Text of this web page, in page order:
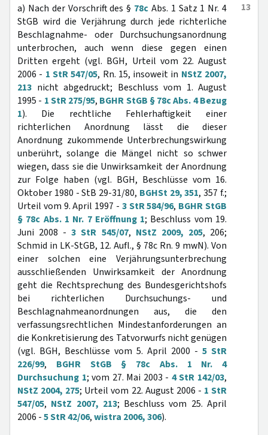
13
a) Nach der Vorschrift des § 78c Abs. 1 Satz 1 Nr. 4
StGB wird die Verjährung durch jede richterliche
Beschlagnahme- oder Durchsuchungsanordnung
unterbrochen, auch wenn diese gegen einen
Dritten ergeht (vgl. BGH, Urteil vom 22. August
2006 - 1 StR 547/05, Rn. 15, insoweit in NStZ 2007,
213 nicht abgedruckt; Beschluss vom 1. August
1995 - 1 StR 275/95, BGHR StGB § 78c Abs. 4 Bezug
1). Die rechtliche Fehlerhaftigkeit einer
richterlichen Anordnung lässt die dieser
Anordnung zukommende Unterbrechungswirkung
unberührt, solange die Mängel nicht so schwer
wiegen, dass sie die Unwirksamkeit der Anordnung
zur Folge haben (vgl. BGH, Beschlüsse vom 16.
Oktober 1980 - StB 29-31/80, BGHSt 29, 351, 357 f.;
Urteil vom 9. April 1997 - 3 StR 584/96, BGHR StGB
§ 78c Abs. 1 Nr. 7 Eröffnung 1; Beschluss vom 19.
Juni 2008 -3 StR 545/07, NStZ 2009, 205, 206;
Schmid in LK-StGB, 12. Aufl., § 78c Rn. 9 mwN). Von
einer solchen eine Verjährungsunterbrechung
ausschließenden Unwirksamkeit der Anordnung
geht die Rechtsprechung des Bundesgerichtshofs
bei richterlichen Durchsuchungs- und
Beschlagnahmeanordnungen aus, die den
verfassungsrechtlichen Mindestanforderungen an
die Konkretisierung des Tatvorwurfs nicht genügen
(vgl. BGH, Beschlüsse vom 5. April 2000 - 5 StR
226/99, BGHR StGB § 78c Abs. 1 Nr. 4
Durchsuchung 1; vom 27. Mai 2003 - 4 StR 142/03,
NStZ 2004, 275; Urteil vom 22. August 2006 - 1 StR
547/05, NStZ 2007, 213; Beschluss vom 25. April
2006 -5 StR 42/06,wistra 2006, 306).